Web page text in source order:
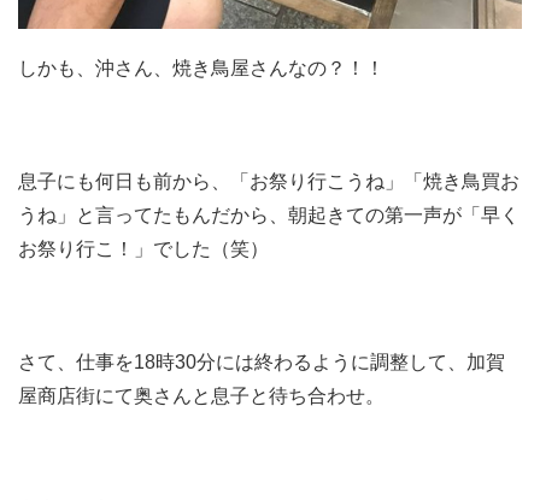
しかも、沖さん、焼き鳥屋さんなの？！！
息子にも何日も前から、「お祭り行こうね」「焼き鳥買お
うね」と言ってたもんだから、朝起きての第一声が「早く
お祭り行こ！」でした（笑）
さて、仕事を18時30分には終わるように調整して、加賀
屋商店街にて奥さんと息子と待ち合わせ。